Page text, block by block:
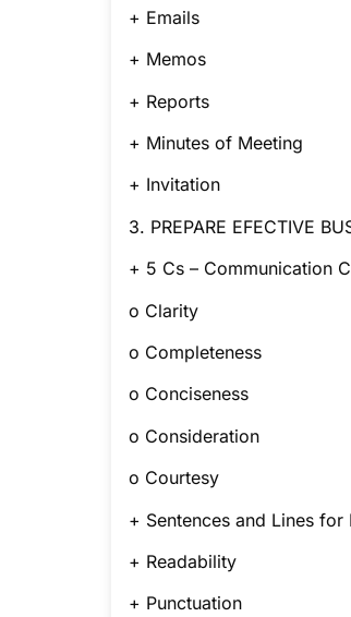
+ Emails
+ Memos
+ Reports
+ Minutes of Meeting
+ Invitation
3. PREPARE EFECTIVE
+ 5 Cs – Communication
o Clarity
o Completeness
o Conciseness
o Consideration
o Courtesy
+ Sentences and Lines for
+ Readability
+ Punctuation